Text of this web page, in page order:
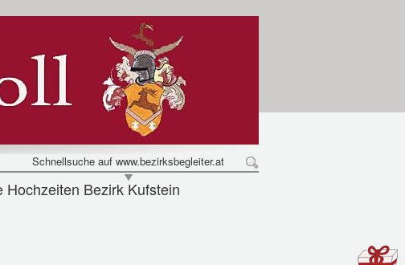
Schnellsuche auf www.bezirksbegleiter.at
Bezirk Kufstein